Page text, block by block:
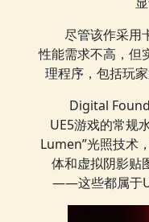
尽管该作采用
性能需求不高，但
理程序，包括玩
Digital
UE5游戏的常规
Lumen”光照技术
体和虚拟阴影贴
——这些都属于